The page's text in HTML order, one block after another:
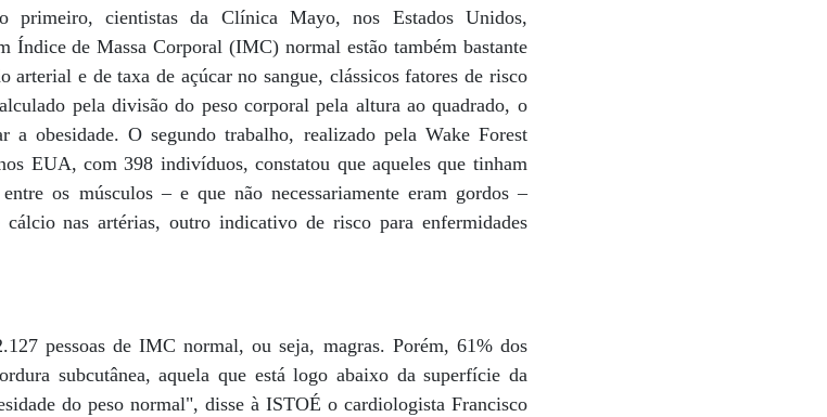
primeiro, cientistas da Clínica Mayo, nos Estados Unidos,
Índice de Massa Corporal (IMC) normal estão também bastante
arterial e de taxa de açúcar no sangue, clássicos fatores de risco
pela divisão do peso corporal pela altura ao quadrado, o
obesidade. O segundo trabalho, realizado pela Wake Forest
EUA, com 398 indivíduos, constatou que aqueles que tinham
os músculos – e que não necessariamente eram gordos –
nas artérias, outro indicativo de risco para enfermidades
pessoas de IMC normal, ou seja, magras. Porém, 61% dos
subcutânea, aquela que está logo abaixo da superfície da
do peso normal", disse à ISTOÉ o cardiologista Francisco